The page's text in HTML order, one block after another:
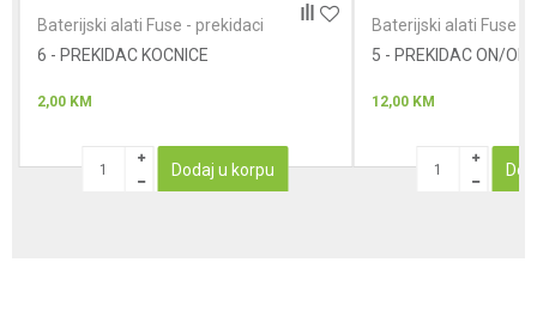
Baterijski alati Fuse - prekidaci
6 - PREKIDAC KOCNICE
2,00 KM
Dodaj u korpu
Baterijski alati Fuse -
5 - PREKIDAC ON/OFF
12,00 KM